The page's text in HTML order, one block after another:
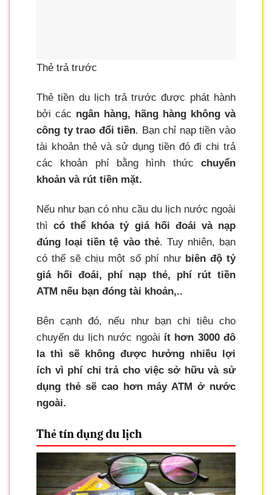
Thẻ trả trước
Thẻ tiền du lịch trả trước được phát hành
bởi các ngân hàng, hãng hàng không và
công ty trao đổi tiền. Bạn chỉ nạp tiền vào
tài khoản thẻ và sử dụng tiền đó đi chi trả
các khoản phí bằng hình thức chuyển
khoản và rút tiền mặt.
Nếu như bạn có nhu cầu du lịch nước ngoài
thìcó thể khóa tỷ giá hối đoái và nạp
đúng loại tiền tệ vào thẻ. Tuy nhiên, bạn
có thể sẽ chịu một số phí như biên độ tỷ
giá hối đoái, phí nạp thẻ, phí rút tiền
ATM nếu bạn đóng tài khoản,..
Bên cạnh đó, nếu như bạn chi tiêu cho
chuyến du lịch nước ngoài ít hơn 3000 đô
la thì sẽ không được hưởng nhiều lợi
ích vì phí chi trả cho việc sở hữu và sử
dụng thẻ sẽ cao hơn máy ATM ở nước
ngoài.
Thẻ tín dụng du lịch